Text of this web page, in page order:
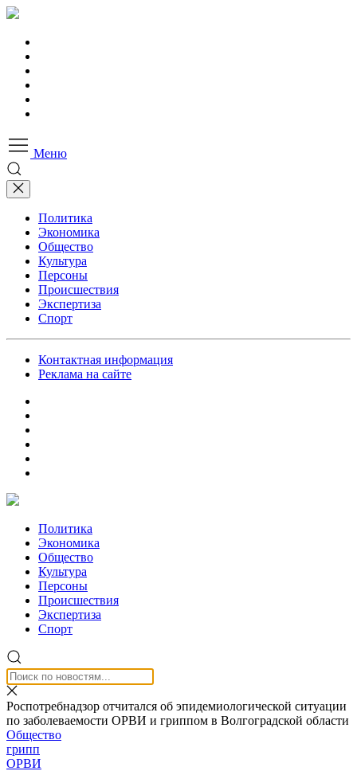
Меню
Политика
Экономика
Общество
Культура
Персоны
Происшествия
Экспертиза
Спорт
Контактная информация
Реклама на сайте
Политика
Экономика
Общество
Культура
Персоны
Происшествия
Экспертиза
Спорт
Роспотребнадзор отчитался об эпидемиологической ситуации
по заболеваемости ОРВИ и гриппом в Волгоградской области
Общество
грипп
ОРВИ